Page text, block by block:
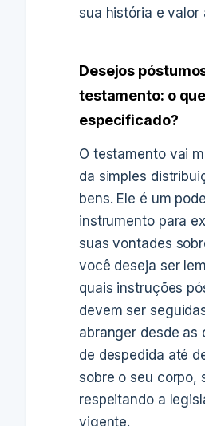
sua história e valor
Desejos
testamento: o
especificado?
O testamento vai
da simples
bens. Ele é um
instrumento para
suas vontades
você deseja ser
quais instruções
devem ser
abranger desde as
de despedida até
sobre o seu corpo,
respeitando a
vigente.